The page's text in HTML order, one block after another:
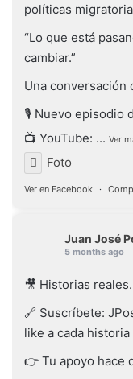
políticas
“Lo que está
cambiar.”
Una conversación
🎙️ Nuevo episodio
📺 YouTube: ... Ver
Foto
Ver en Facebook ·
Juan José
5 months ago
🎥 Historias
🔗 Suscríbete:
like a cada
👉 Tu apoyo hace